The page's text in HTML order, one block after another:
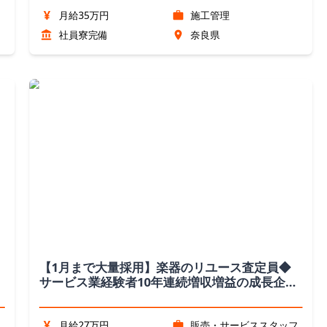
¥ 月給35万円
施工管理
社員寮完備
奈良県
【1月まで大量採用】楽器のリユース査定員◆
サービス業経験者10年連続増収増益の成長企